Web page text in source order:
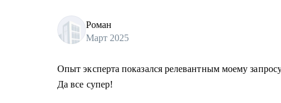
Роман
Март 2025
Опыт эксперта показался релевантным моему
Да все супер!